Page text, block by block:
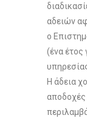
αδειών
o
(ένα έτος
Η άδεια
αποδοχές